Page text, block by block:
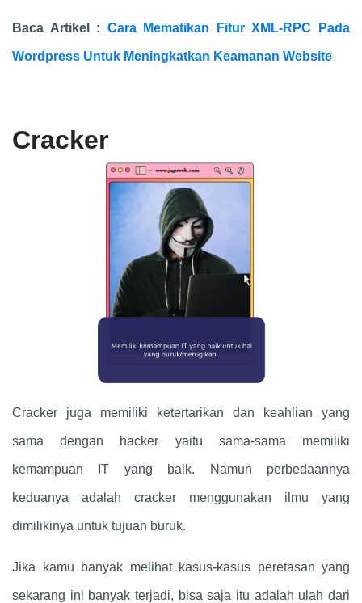
Baca Artikel : Cara Mematikan Fitur XML-RPC Pada
Wordpress Untuk Meningkatkan Keamanan Website
Cracker
Cracker juga memiliki ketertarikan dan keahlian yang
sama dengan hacker yaitu sama-sama memiliki
kemampuan IT yang baik. Namun perbedaannya
keduanya adalah cracker menggunakan ilmu yang
dimilikinya untuk tujuan buruk.
Jika kamu banyak melihat kasus-kasus peretasan yang
sekarang ini banyak terjadi, bisa saja itu adalah ulah dari